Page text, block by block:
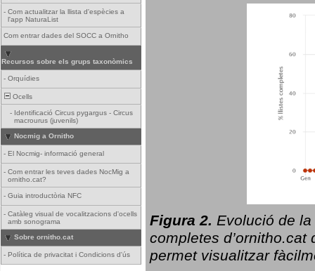
- Com actualitzar la llista d'espècies a
l'app NaturaList
Com entrar dades del SOCC a Ornitho
Recursos sobre els grups taxonòmics
- Orquídies
Ocells
- Identificació Circus pygargus - Circus
macrourus (juvenils)
Nocmig a Ornitho
- El Nocmig- informació general
- Com entrar les teves dades NocMig a
ornitho.cat?
- Guia introductòria NFC
- Catàleg visual de vocalitzacions d'ocells
amb sonograma
Sobre ornitho.cat
- Política de privacitat i Condicions d'ús
Figura 2. Evolució de la
completes d’ornitho.cat
permet visualitzar